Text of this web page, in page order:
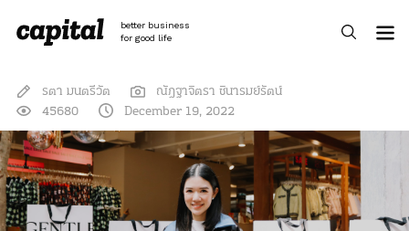
content
better business
for good life
รตา มนตรีวัต
ณัฎฐาจิตรา ชินารมย์รัตน์
45680
December 19, 2022